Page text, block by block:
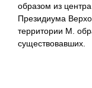
образом из
Президиума
территории М.
существовавших.